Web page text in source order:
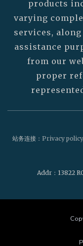
products
varying
services,
assistance
from our
proper
Addr ：13822
站务连接： Privacy policy